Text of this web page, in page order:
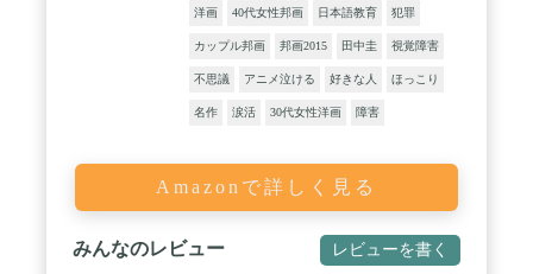
洋画 40代女性邦画 日本語教育 犯罪
カップル邦画 邦画2015 田中圭 視覚障害
不思議 アニメ泣ける 好きな人 ほっこり
名作 涙活 30代女性洋画 障害
Amazonで詳しく見る
みんなのレビュー レビューを書く